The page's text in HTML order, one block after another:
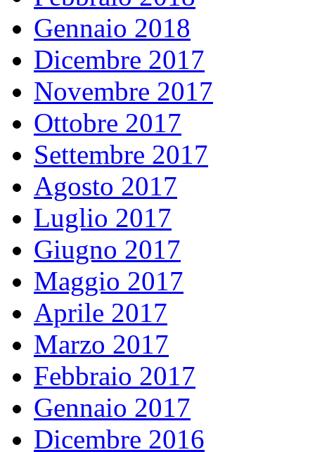
Gennaio 2018
Dicembre 2017
Novembre 2017
Ottobre 2017
Settembre 2017
Agosto 2017
Luglio 2017
Giugno 2017
Maggio 2017
Aprile 2017
Marzo 2017
Febbraio 2017
Gennaio 2017
Dicembre 2016